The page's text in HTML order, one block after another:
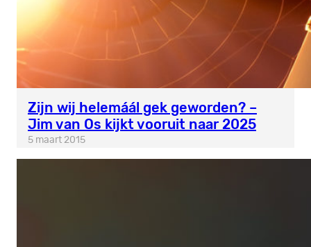
Zijn wij helemáál gek geworden? –
Jim van Os kijkt vooruit naar 2025
5 maart 2015